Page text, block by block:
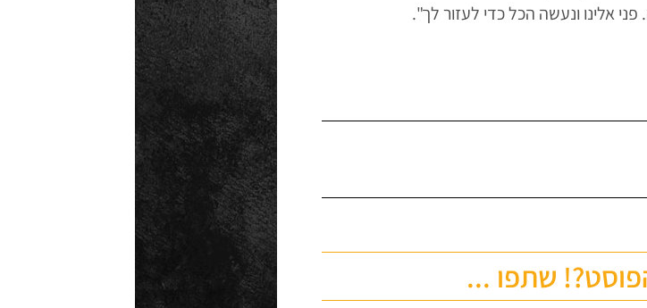
אלינו ונעשה הכל כדי לעזור לך".
שתפו ...